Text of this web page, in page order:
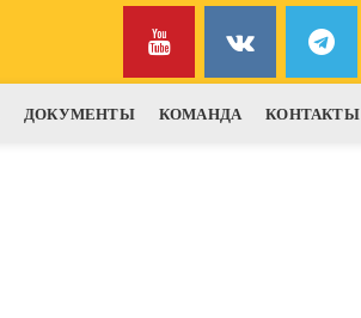
ДОКУМЕНТЫ КОМАНДА КОНТАКТЫ